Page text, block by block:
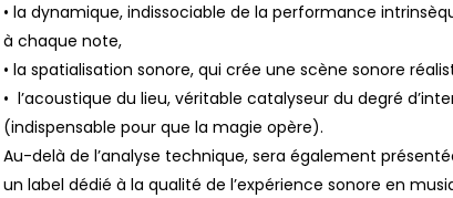
• la dynamique, indissociable de la performance
à chaque note,
• la spatialisation sonore, qui crée une scène sonore
• l’acoustique du lieu, véritable catalyseur du degré
(indispensable pour que la magie opère).
Au-delà de l’analyse technique, sera également
un label dédié à la qualité de l’expérience sonore en